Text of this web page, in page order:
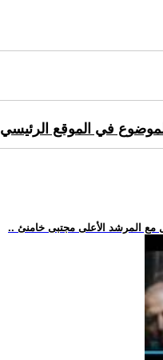
في الموقع الرئيسي
مع المرشد الأعلى مجتبى خامنئ